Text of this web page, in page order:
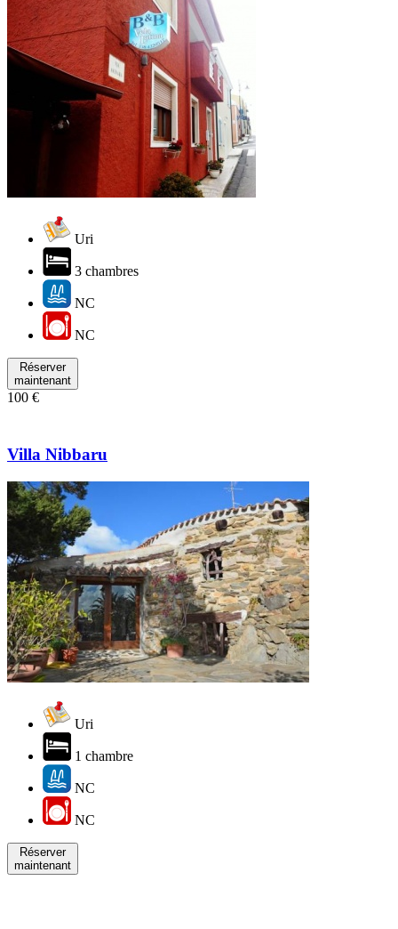
Uri
3 chambres
NC
NC
Réserver
maintenant
100 €
Villa Nibbaru
Uri
1 chambre
NC
NC
Réserver
maintenant